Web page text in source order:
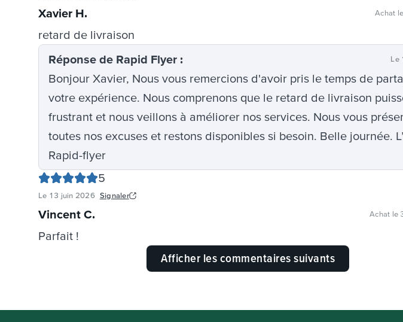
Xavier H. Achat le
retard de livraison
Réponse de Rapid Flyer : Le
Bonjour Xavier, Nous vous remercions d'avoir pris le temps de
votre expérience. Nous comprenons que le retard de livraison
frustrant et nous veillons à améliorer nos services. Nous vous
toutes nos excuses et restons disponibles si besoin. Belle journée.
Rapid-flyer
5
Le 13 juin 2026 Signaler
Vincent C. Achat le
Parfait !
Afficher les commentaires suivants